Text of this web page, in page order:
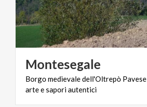
Montesegale
Borgo medievaledell'Oltrepò Pavese
arteesaporiautentici